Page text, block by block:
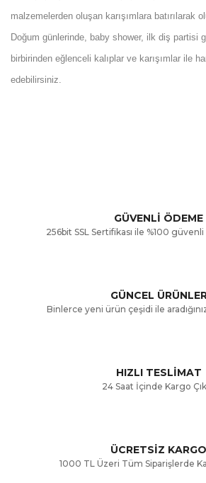
malzemelerden oluşan karışımlara batırılarak
Doğum günlerinde, baby shower, ilk diş partisi
birbirinden eğlenceli kalıplar ve karışımlar ile
edebilirsiniz.
Ürün resmi kalitesiz, bozuk veya
Ürün bilgilerinde hatalar bulunuyor.
Gönder
GÜVENLİ ÖDEME
256bit SSL Sertifikası ile %100 güvenli
GÜNCEL
Binlerce yeni ürün çeşidi ile
HIZLI TESLİMAT
24 Saat İçinde Kargo
ÜCRETSİZ KARGO
1000 TL Üzeri Tüm Siparişlerde